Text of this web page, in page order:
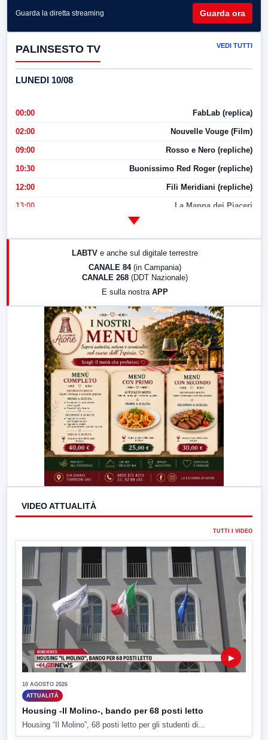
Guarda la diretta streaming Guarda ora
PALINSESTO TV VEDI TUTTI
LUNEDI 10/08
00:00 FabLab (replica)
02:00 Nouvelle Vouge (Film)
09:00 Rosso e Nero (repliche)
10:30 Buonissimo Red Roger (repliche)
12:00 Fili Meridiani (repliche)
13:00 La Mappa dei Piaceri
LabNews (replica)
LABTV e anche sul digitale terrestre
CANALE 84 (in Campania)
CANALE 268 (DDT Nazionale)
E sulla nostra APP
VIDEO ATTUALITÀ
TUTTI I VIDEO
▶
10 AGOSTO 2026
ATTUALITÀ
Housing -Il Molino-, bando per 68 posti letto
Housing “Il Molino”, 68 posti letto per gli studenti di...